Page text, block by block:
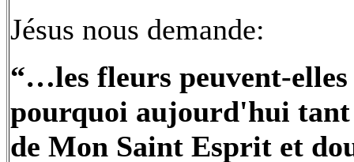
Jésus nous demande:
“…les fleurs peuvent-
pourquoi aujourd'hui
de Mon Saint Esprit et